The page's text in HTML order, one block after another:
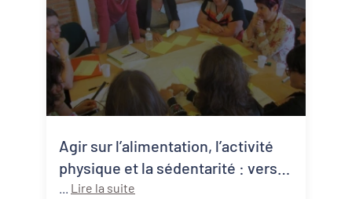
Agir sur l’alimentation, l’activité
physique et la sédentarité : vers
une approche systémique de la
Lire la suite